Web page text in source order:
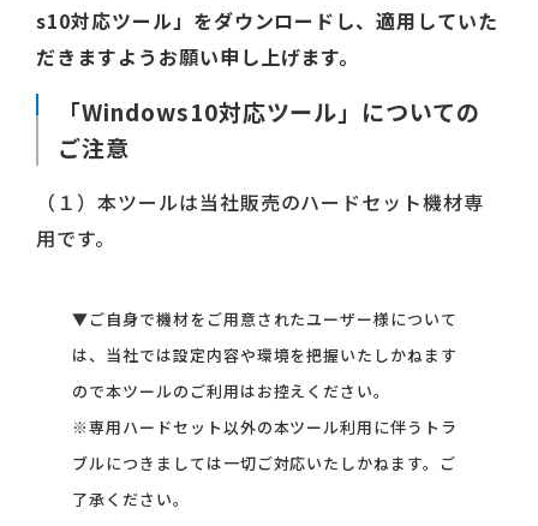
s10対応ツール」をダウンロードし、適用していた
だきますようお願い申し上げます。
「Windows10対応ツール」についての
ご注意
（１）本ツールは当社販売のハードセット機材専
用です。
▼ご自身で機材をご用意されたユーザー様について
は、当社では設定内容や環境を把握いたしかねます
ので本ツールのご利用はお控えください。
※専用ハードセット以外の本ツール利用に伴うトラ
ブルにつきましては一切ご対応いたしかねます。ご
了承ください。